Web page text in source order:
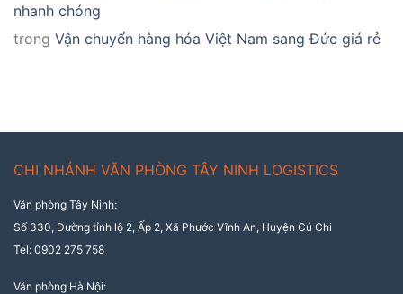
nhanh chóng
trong Vận chuyển hàng hóa Việt Nam sang Đức giá rẻ
CHI NHÁNH VĂN PHÒNG TÂY NINH LOGISTICS
Văn phòng Tây Ninh:
Số 330, Đường tỉnh lộ 2, Ấp 2, Xã Phước Vĩnh An, Huyện Củ Chi
Tel: 0902 275 758
Văn phòng Hà Nội: